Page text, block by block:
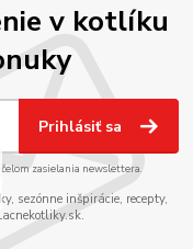
v kotlíku
Prihlásiť sa
zasielania newslettera.
sezónne inšpirácie, recepty,